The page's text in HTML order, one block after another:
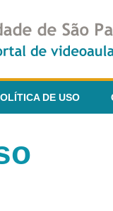
DE USO